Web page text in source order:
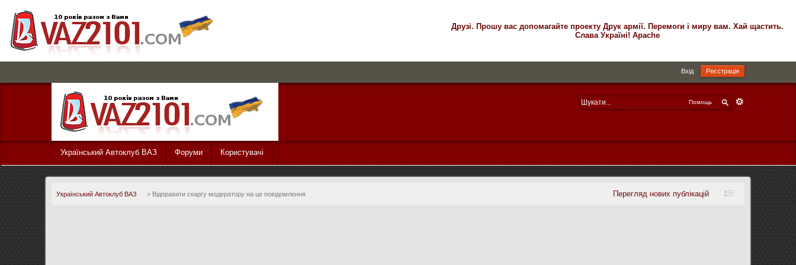
Друзі. Прошу вас допомагайте проекту Друк армії. Перемоги і миру вам. Хай щастить.
Слава Україні! Apache
Вхід Реєстрація
Помощь
Український Автоклуб ВАЗ Форуми Користувачі
Український Автоклуб ВАЗ > Відправити скаргу модератору на це повідомлення Перегляд нових публікацій